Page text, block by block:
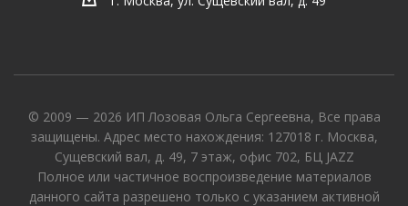
© 2009 — 2026 ИП Лозовая Ольга Сергеевна, Все права
защищены. Адрес место нахождения: 127018 г. Москва,
Сущевский вал, д. 49, 7 этаж, офис 702, БЦ JAZZ
Полное или частичное воспроизведение материалов
данного сайта разрешено только с указанием активной